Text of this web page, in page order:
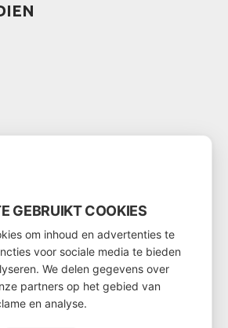
diesen Linkzum Kundenformular
GEBRUIKT COOKIES
om inhoud en advertenties te
voor sociale media te bieden
We delen gegevens over
partners op het gebied van
en analyse.